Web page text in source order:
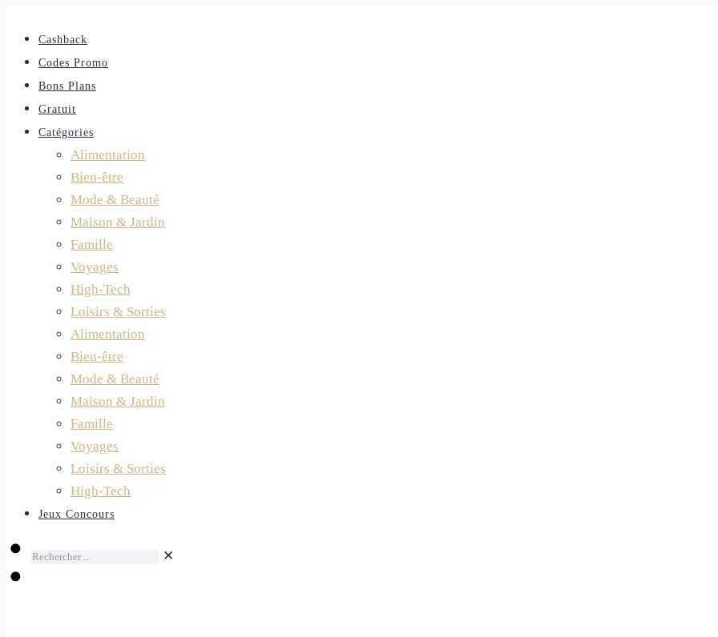
Cashback
Codes Promo
Bons Plans
Gratuit
Catégories
Alimentation
Bien-être
Mode & Beauté
Maison & Jardin
Famille
Voyages
High-Tech
Loisirs & Sorties
Alimentation
Bien-être
Mode & Beauté
Maison & Jardin
Famille
Voyages
Loisirs & Sorties
High-Tech
Jeux Concours
✕